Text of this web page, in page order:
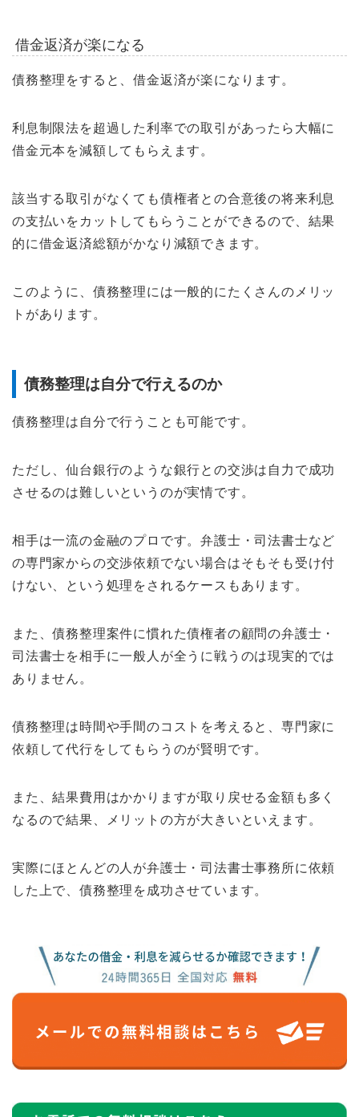
借金返済が楽になる
債務整理をすると、借金返済が楽になります。
利息制限法を超過した利率での取引があったら大幅に
借金元本を減額してもらえます。
該当する取引がなくても債権者との合意後の将来利息
の支払いをカットしてもらうことができるので、結果
的に借金返済総額がかなり減額できます。
このように、債務整理には一般的にたくさんのメリッ
トがあります。
債務整理は自分で行えるのか
債務整理は自分で行うことも可能です。
ただし、仙台銀行のような銀行との交渉は自力で成功
させるのは難しいというのが実情です。
相手は一流の金融のプロです。弁護士・司法書士など
の専門家からの交渉依頼でない場合はそもそも受け付
けない、という処理をされるケースもあります。
また、債務整理案件に慣れた債権者の顧問の弁護士・
司法書士を相手に一般人が全うに戦うのは現実的では
ありません。
債務整理は時間や手間のコストを考えると、専門家に
依頼して代行をしてもらうのが賢明です。
また、結果費用はかかりますが取り戻せる金額も多く
なるので結果、メリットの方が大きいといえます。
実際にほとんどの人が弁護士・司法書士事務所に依頼
した上で、債務整理を成功させています。